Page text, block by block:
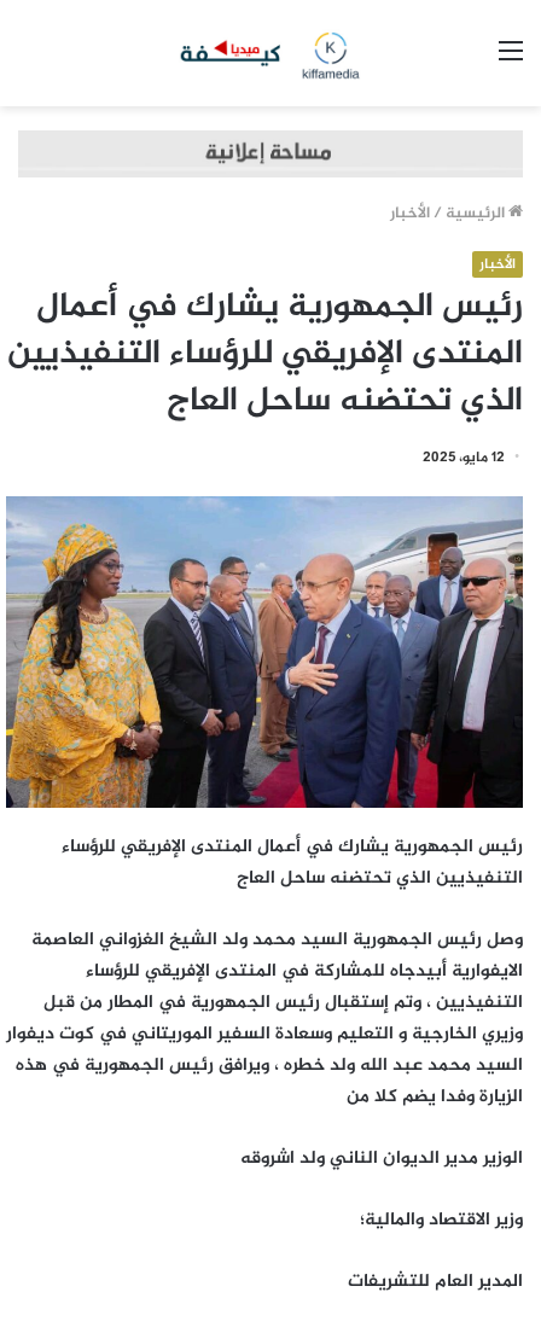
الرئيسية /الأخبار
الأخبار
رئيس الجمهورية يشارك في أعمال
المنتدى الإفريقي للرؤساء التنفيذيين
الذي تحتضنه ساحل العاج
12 مايو، 2025
رئيس الجمهورية يشارك في أعمال المنتدى الإفريقي للرؤساء
التنفيذيين الذي تحتضنه ساحل العاج
وصل رئيس الجمهورية السيد محمد ولد الشيخ الغزواني العاصمة
الايفوارية أبيدجاه للمشاركة في المنتدى الإفريقي للرؤساء
التنفيذيين ، وتم إستقبال رئيس الجمهورية في المطار من قبل
وزيري الخارجية و التعليم وسعادة السفير الموريتاني في كوت ديفوار
السيد محمد عبد الله ولد خطره ، ويرافق رئيس الجمهورية في هذه
الزيارة وفدا يضم كلا من
الوزير مدير الديوان الناني ولد اشروقه
وزير الاقتصاد والمالية؛
المدير العام للتشريفات